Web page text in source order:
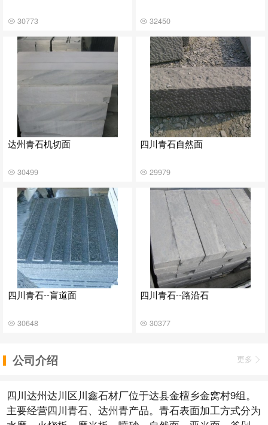
30773 32450
达州青石机切面
30499
四川青石自然面
29979
四川青石--盲道面
30648
四川青石--路沿石
30377
公司介绍 更多
四川达州达川区川鑫石材厂位于达县金檀乡金窝村9组。
主要经营四川青石、达州青产品。青石表面加工方式分为